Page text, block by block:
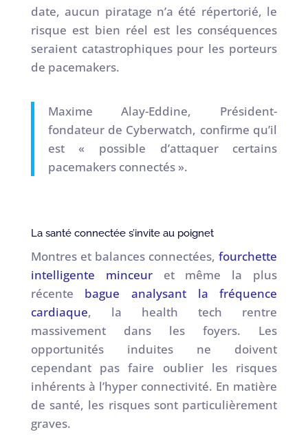
date, aucun piratage n’a été répertorié, le
risque est bien réel est les conséquences
seraient catastrophiques pour les porteurs
de pacemakers.
Maxime Alay-Eddine, Président-
fondateur de Cyberwatch, confirme qu’il
est « possible d’attaquer certains
pacemakers connectés ».
La santé connectée s’invite au poignet
Montres et balances connectées,fourchette
intelligente minceuret même la plus
récente bague analysant la fréquence
cardiaque, la health tech rentre
massivement dans les foyers. Les
opportunités induites ne doivent
cependant pas faire oublier les risques
inhérents à l’hyper connectivité. En matière
de santé, les risques sont particulièrement
graves.